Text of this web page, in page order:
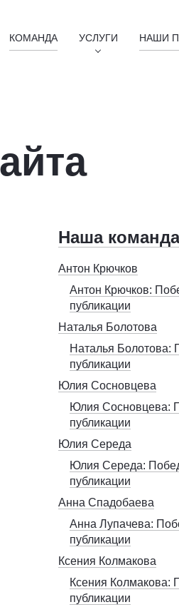
КОМАНДА УСЛУГИ НАШИ
Наша команда
Антон Крючков
Антон Крючков:
публикации
Наталья Болотова
Наталья Болотова:
публикации
Юлия Сосновцева
Юлия Сосновцева:
публикации
Юлия Середа
Юлия Середа:
публикации
Анна Спадобаева
Анна Лупачева:
публикации
Ксения Колмакова
Ксения Колмакова:
публикации